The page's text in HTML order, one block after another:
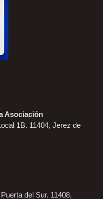
Asociación
1B. 11404, Jerez de
del Sur. 11408,